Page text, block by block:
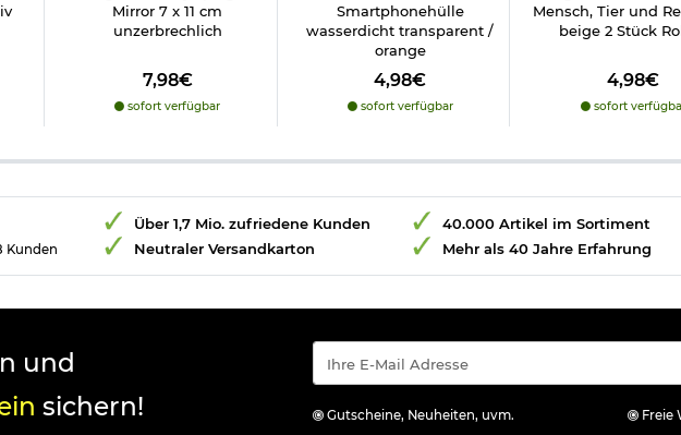
Mirror 7 x 11 cm
unzerbrechlich
7,98€
sofort verfügbar
Smartphonehülle
wasserdicht transparent /
orange
4,98€
sofort verfügbar
Mensch, Tier und
beige 2 Stück
4,98€
sofort
Kunden
Über 1,7 Mio. zufriedene Kunden
Neutraler Versandkarton
40.000 Artikel im Sortiment
Mehr als 40 Jahre Erfahrung
und
sichern! Gutscheine, Neuheiten, uvm. Freie